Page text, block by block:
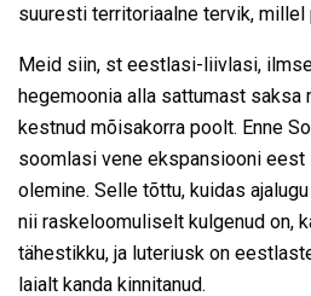
suuresti territoriaalne tervik,
Meid siin, st eestlasi-liivlasi,
hegemoonia alla sattumast saksa
kestnud mõisakorra poolt. Enne
soomlasi vene ekspansiooni
olemine. Selle tõttu, kuidas
nii raskeloomuliselt kulgenud on,
tähestikku, ja luteriusk on
laialt kanda kinnitanud.